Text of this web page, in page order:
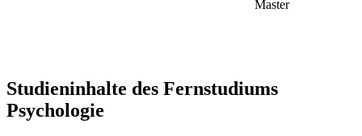
Master
Studieninhalte des Fernstudiums
Psychologie